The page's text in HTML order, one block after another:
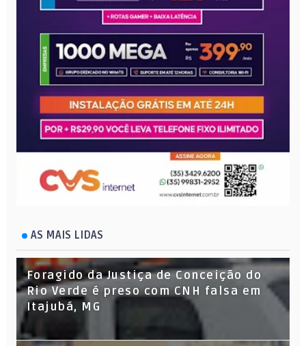
AS MAIS LIDAS
Foragido da Justiça de Conceição do
Rio Verde é preso com CNH falsa em
Itajubá, MG